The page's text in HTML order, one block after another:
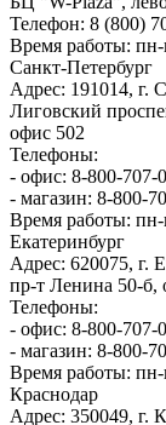
Телефон: 8 (800)
Время работы: пн-
Санкт-Петербург
Адрес: 191014, г.
Лиговский
офис 502
Телефоны:
- офис: 8-800-707-
- магазин: 8-800-
Время работы: пн-
Екатеринбург
Адрес: 620075, г.
пр-т Ленина 50-б,
Телефоны:
- офис: 8-800-707-
- магазин: 8-800-
Время работы: пн-
Краснодар
Адрес: 350049, г.